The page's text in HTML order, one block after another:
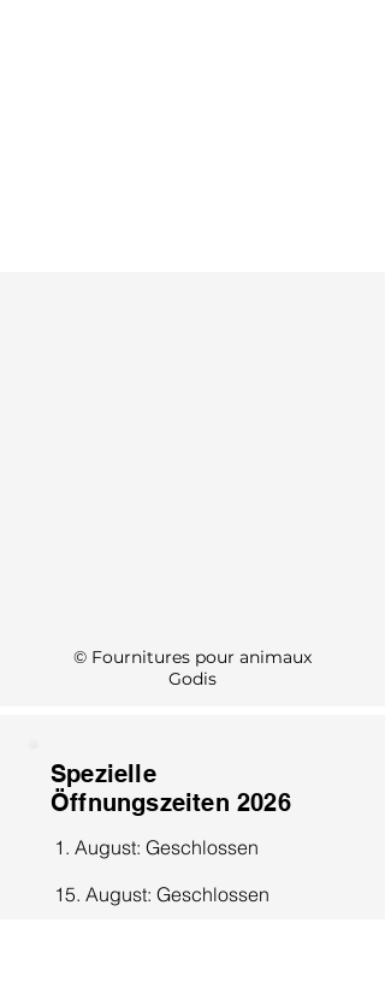
© Fournitures pour animaux
Godis
Spezielle
Öffnungszeiten 2026
1. August: Geschlossen
15. August: Geschlossen